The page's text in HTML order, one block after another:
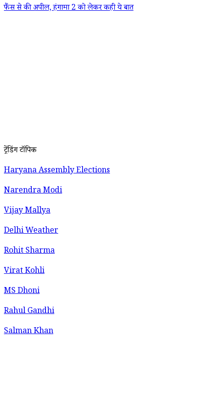
फैंस से की अपील, हंगामा 2 को लेकर कही ये बात
ट्रेंडिंग टॉपिक
Haryana Assembly Elections
Narendra Modi
Vijay Mallya
Delhi Weather
Rohit Sharma
Virat Kohli
MS Dhoni
Rahul Gandhi
Salman Khan